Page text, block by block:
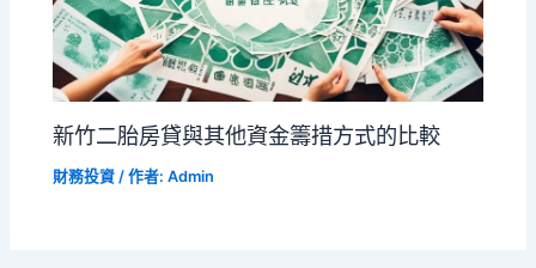
新竹二胎房貸與其他資金籌措方式的比較
財務投資 / 作者:Admin